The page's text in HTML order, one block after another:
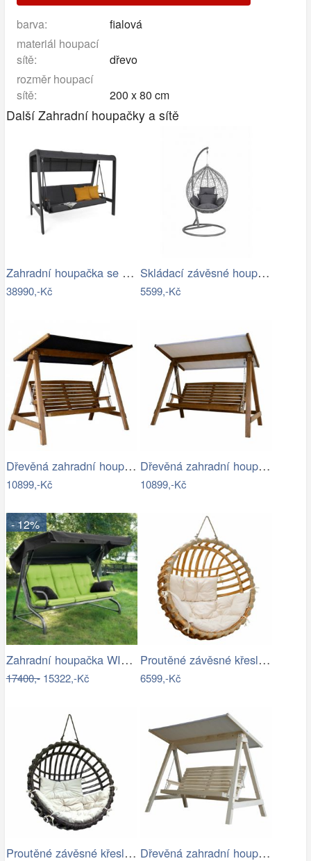
barva:
fialová
materiál houpací
sítě:
dřevo
rozměr houpací
sítě:
200 x 80 cm
Další Zahradní houpačky a sítě
Zahradní houpačka se stříškou GH434015
38990,-Kč
Skládací závěsné houpací křeslo…
5599,-Kč
Dřevěná zahradní houpačka Lucas pro 4…
10899,-Kč
Dřevěná zahradní houpačka Lucas pro 4…
10899,-Kč
- 12%
Zahradní houpačka WIENN - GD
17400,-15322,-Kč
Proutěné závěsné křeslo Elis, přírodní…
6599,-Kč
Proutěné závěsné křeslo Elis, hnědý rám… Dřevěná zahradní houpačka Lucas pro 4…